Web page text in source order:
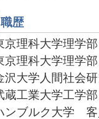
職歴
京理科大学理学
京理科大学理学
沢大学人間社会
蔵工業大学工学
ンブルク大学 客